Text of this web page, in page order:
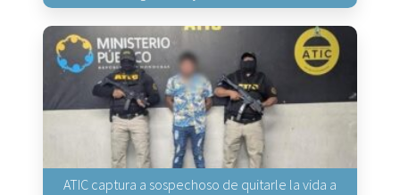
ATIC captura a sospechoso de quitarle la vida a